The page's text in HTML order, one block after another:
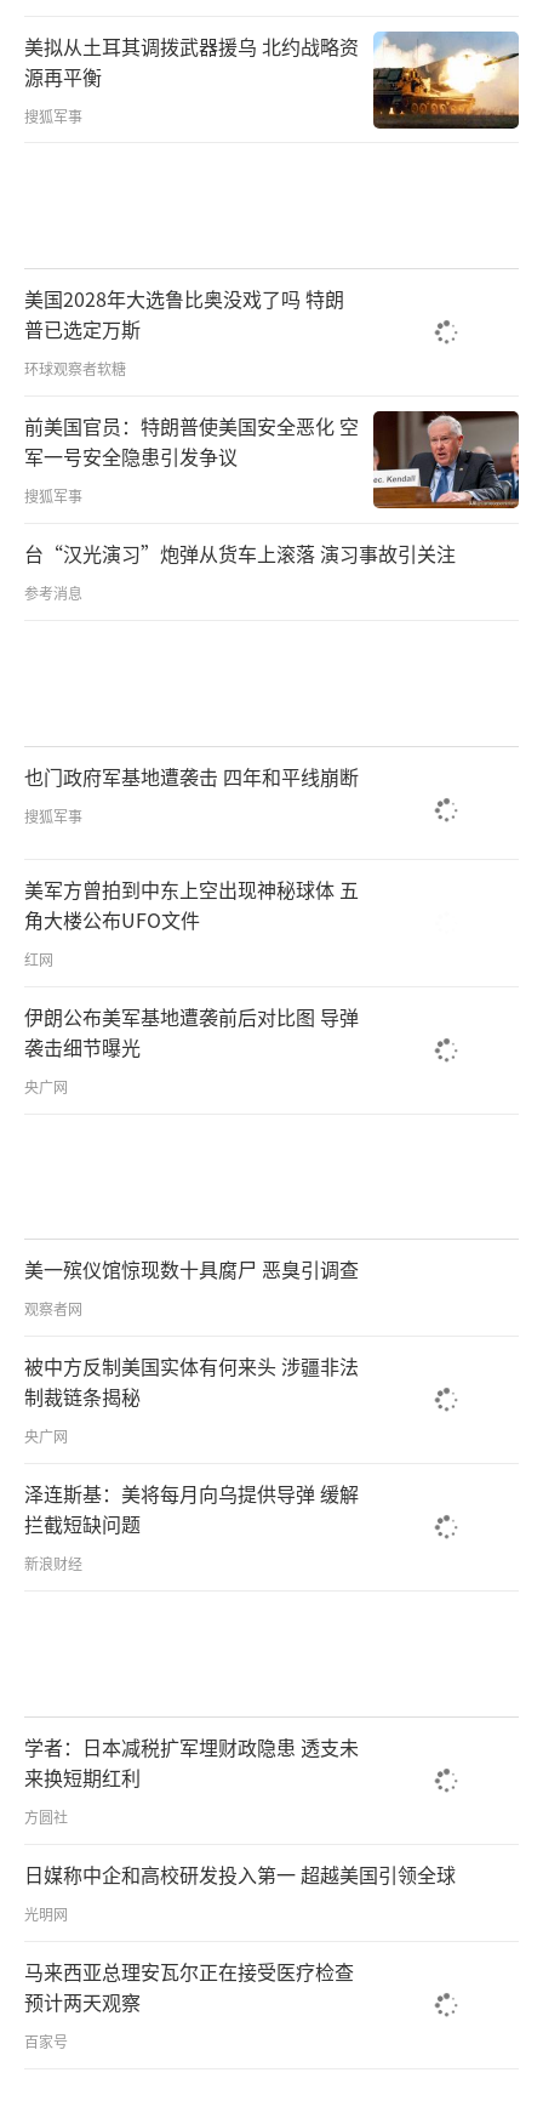
美拟从土耳其调拨武器援乌 北约战略资
源再平衡
搜狐军事
美国2028年大选鲁比奥没戏了吗 特朗
普已选定万斯
环球观察者软糖
前美国官员：特朗普使美国安全恶化 空
军一号安全隐患引发争议
搜狐军事
台“汉光演习”炮弹从货车上滚落 演习事故引关注
参考消息
也门政府军基地遭袭击 四年和平线崩断
搜狐军事
美军方曾拍到中东上空出现神秘球体 五
角大楼公布UFO文件
红网
伊朗公布美军基地遭袭前后对比图 导弹
袭击细节曝光
央广网
美一殡仪馆惊现数十具腐尸 恶臭引调查
观察者网
被中方反制美国实体有何来头 涉疆非法
制裁链条揭秘
央广网
泽连斯基：美将每月向乌提供导弹 缓解
拦截短缺问题
新浪财经
学者：日本减税扩军埋财政隐患 透支未
来换短期红利
方圆社
日媒称中企和高校研发投入第一 超越美国引领全球
光明网
马来西亚总理安瓦尔正在接受医疗检查
预计两天观察
百家号